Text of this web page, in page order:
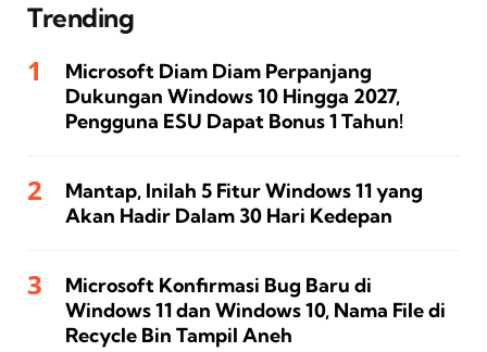
Trending
Microsoft Diam Diam Perpanjang
Dukungan Windows 10 Hingga 2027,
Pengguna ESU Dapat Bonus 1 Tahun!
Mantap, Inilah 5 Fitur Windows 11 yang
Akan Hadir Dalam 30 Hari Kedepan
Microsoft Konfirmasi Bug Baru di
Windows 11 dan Windows 10, Nama File di
Recycle Bin Tampil Aneh